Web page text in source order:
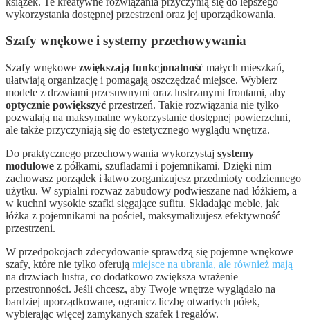
wykorzystania dostępnej przestrzeni oraz jej uporządkowania.
Szafy wnękowe i systemy przechowywania
Szafy wnękowe zwiększają funkcjonalność małych mieszkań,
ułatwiają organizację i pomagają oszczędzać miejsce. Wybierz
modele z drzwiami przesuwnymi oraz lustrzanymi frontami, aby
optycznie powiększyć przestrzeń. Takie rozwiązania nie tylko
pozwalają na maksymalne wykorzystanie dostępnej powierzchni,
ale także przyczyniają się do estetycznego wyglądu wnętrza.
Do praktycznego przechowywania wykorzystaj systemy
modułowe z półkami, szufladami i pojemnikami. Dzięki nim
zachowasz porządek i łatwo zorganizujesz przedmioty codziennego
użytku. W sypialni rozważ zabudowy podwieszane nad łóżkiem, a
w kuchni wysokie szafki sięgające sufitu. Składając meble, jak
łóżka z pojemnikami na pościel, maksymalizujesz efektywność
przestrzeni.
W przedpokojach zdecydowanie sprawdzą się pojemne wnękowe
szafy, które nie tylko oferują miejsce na ubrania, ale również mają
na drzwiach lustra, co dodatkowo zwiększa wrażenie
przestronności. Jeśli chcesz, aby Twoje wnętrze wyglądało na
bardziej uporządkowane, ogranicz liczbę otwartych półek,
wybierając więcej zamykanych szafek i regałów.